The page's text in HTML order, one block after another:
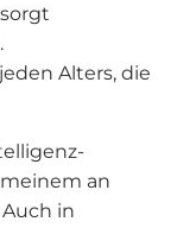
Alters, die
an
in